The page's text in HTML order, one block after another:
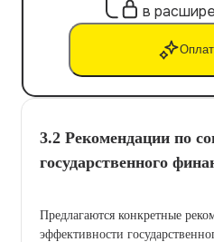
в
3.2 Рекомендации по
государственного
Предлагаются конкретные
эффективности